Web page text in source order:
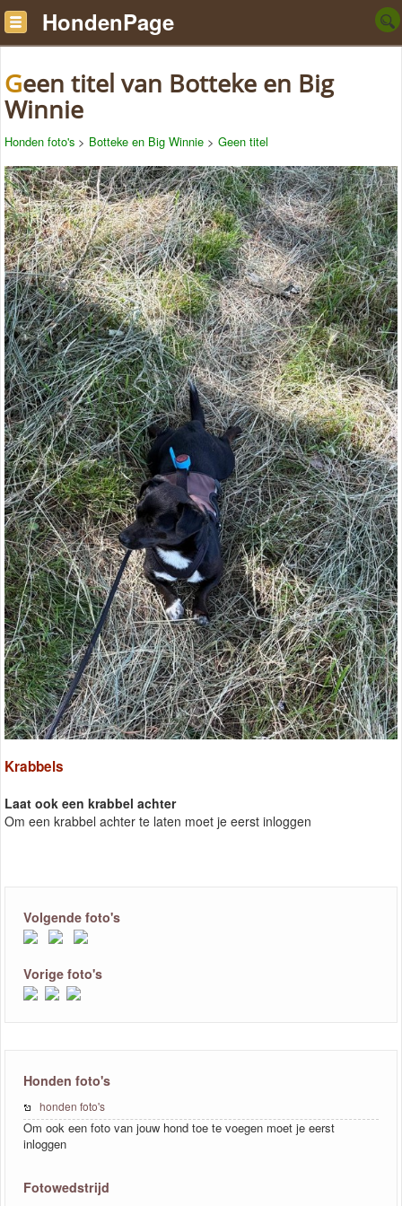
HondenPage
Geen titel van Botteke en Big
Winnie
Honden foto's > Botteke en Big Winnie > Geen titel
Krabbels
Laat ook een krabbel achter
Om een krabbel achter te laten moet je eerst inloggen
Volgende foto's
Vorige foto's
Honden foto's
honden foto's
Om ook een foto van jouw hond toe te voegen moet je eerst
inloggen
Fotowedstrijd